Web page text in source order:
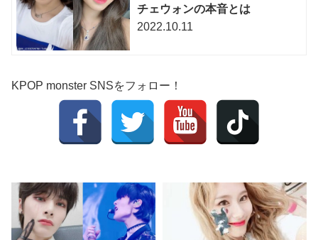
チェウォンの本音とは
2022.10.11
KPOP monster SNSをフォロー！